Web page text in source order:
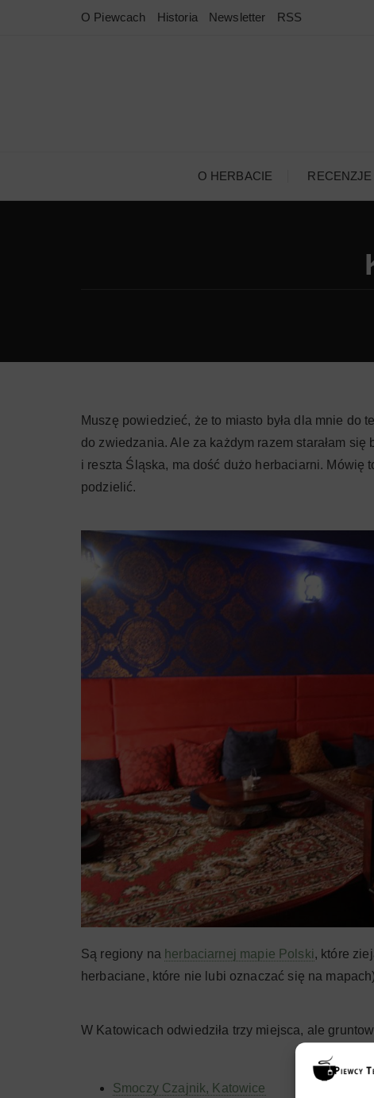
O Piewcach Historia Newsletter RSS
O HERBACIE RECENZJE
Muszę powiedzieć, że to miasto była dla mnie do
do zwiedzania. Ale za każdym razem starałam
i reszta Śląska, ma dość dużo herbaciarni. Mówię
podzielić.
Są regiony na herbaciarnej mapie Polski, które
herbaciane, które nie lubi oznaczać się na
W Katowicach odwiedziła trzy miejsca, ale
Smoczy Czajnik, Katowice